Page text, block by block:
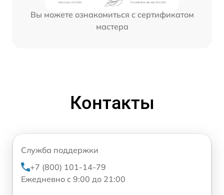
Вы можете ознакомиться с сертификатом
мастера
Контакты
Служба поддержки
+7 (800) 101-14-79
Ежедневно с 9:00 до 21:00